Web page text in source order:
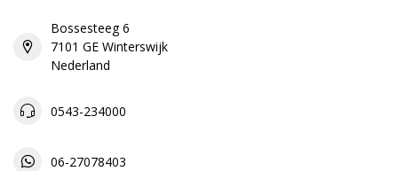
Bossesteeg 6
7101 GE Winterswijk
Nederland
0543-234000
06-27078403